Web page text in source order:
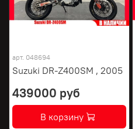
арт. 048694
Suzuki DR-Z400SM , 2005
439000 руб
В корзину